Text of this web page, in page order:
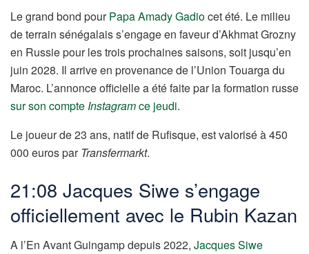
Le grand bond pourPapa Amady Gadiocet été. Le milieu
de terrain sénégalais s’engage en faveur d’Akhmat Grozny
en Russie pour les trois prochaines saisons, soit jusqu’en
juin 2028. Il arrive en provenance de l’Union Touarga du
Maroc. L’annonce officielle a été faite par la formation russe
sur son compteInstagramce jeudi.
Le joueur de 23 ans, natif de Rufisque, est valorisé à 450
000 euros par Transfermarkt.
21:08 Jacques Siwe s’engage
officiellement avec le Rubin Kazan
A l’En Avant Guingamp depuis 2022, Jacques Siwe